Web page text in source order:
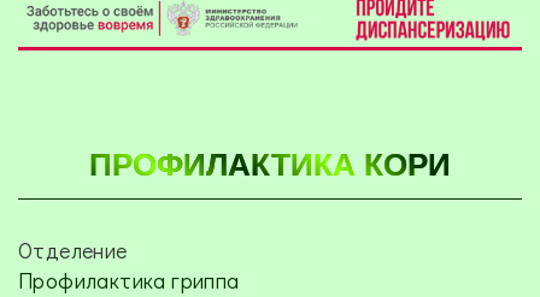
ПРОФИЛАКТИКА КОРИ
Отделение
Профилактика гриппа